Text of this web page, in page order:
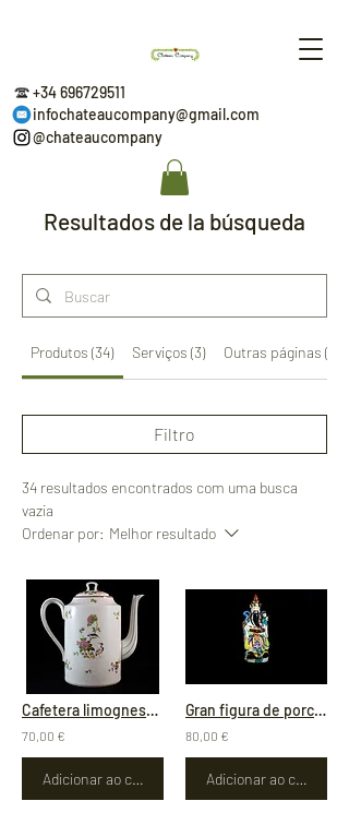
+34 696729511
infochateaucompany@gmail.com
@chateaucompany
Resultados de la búsqueda
Produtos (34) Serviços (3) Outras páginas (22)
Filtro
34 resultados encontrados com uma busca
vazia
Ordenar por: Melhor resultado
Cafetera limognes+bandeja de porcelana a juego
70,00 €
Adicionar ao carrinho
Gran figura de porcelana china
80,00 €
Adicionar ao carrinho